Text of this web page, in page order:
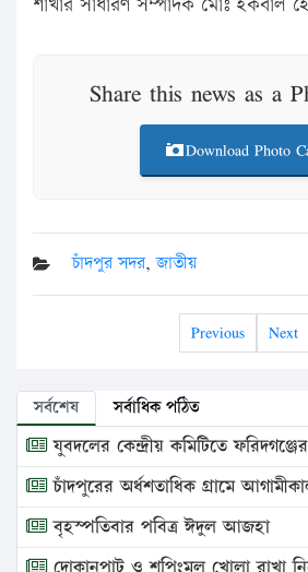
Share this news as a
Download Photo
চাঁদপুর সদর,জাতীয়
Previous Next
সর্বশেষ সর্বাধিক পঠিত
যুবদলের কেন্দ্রীয় কমিটিতে
চাঁদপুরের অর্ধশতাধিক গ্রামে
বৃহস্পতিবার পবিত্র ঈদুল আজহা